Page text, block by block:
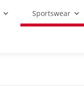
Sportswear